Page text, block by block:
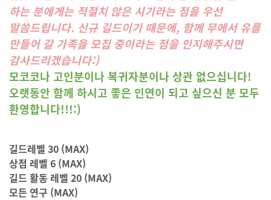
하는 분에게는 적절치 않은 시기라는 점을 우선
말씀드립니다. 신규 길드이기 때문에, 함께 무에서 유를
만들어 갈 가족을 모집 중이라는 점을 인지해주시면
감사드리겠습니다:)
모코코나 고인분이나 복귀자분이나 상관 없으십니다!
오랫동안 함께 하시고 좋은 인연이 되고 싶으신 분 모두
환영합니다!!!:)
길드레벨 30 (MAX)
상점 레벨 6 (MAX)
길드 활동 레벨 20 (MAX)
모든 연구 (MAX)